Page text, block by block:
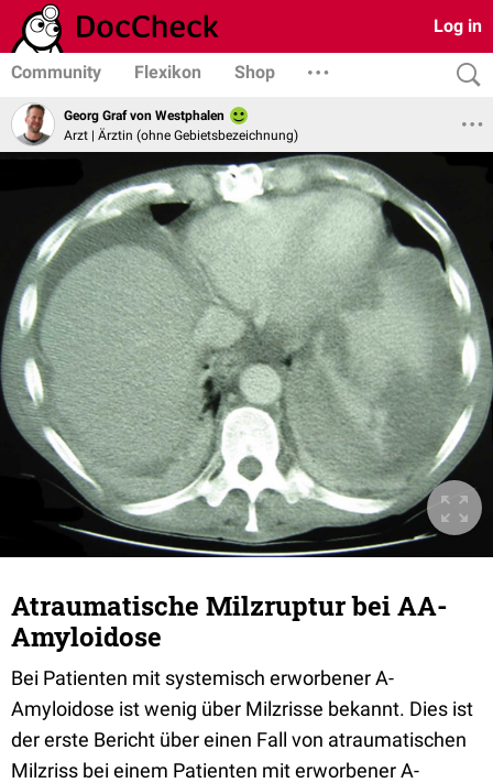
Log in
Community Flexikon Shop
Georg Graf von Westphalen
Arzt | Ärztin (ohne Gebietsbezeichnung)
Atraumatische Milzruptur bei AA-
Amyloidose
Bei Patienten mit systemisch erworbener A-
Amyloidose ist wenig über Milzrisse bekannt. Dies ist
der erste Bericht über einen Fall von atraumatischen
Milzriss bei einem Patienten mit erworbener A-